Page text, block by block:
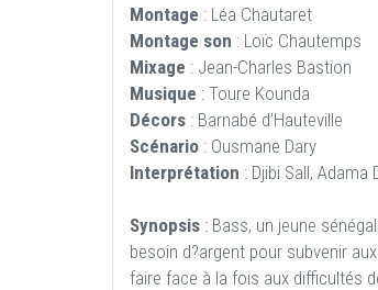
Montage : Léa Chautaret
Montage son : Loïc Chautemps
Mixage : Jean-Charles Bastion
Musique : Toure Kounda
Décors : Barnabé d’Hauteville
Scénario : Ousmane Dary
Interprétation : Djibi Sall, Adama
Synopsis : Bass, un jeune
besoin d?argent pour subvenir
faire face à la fois aux difficultés